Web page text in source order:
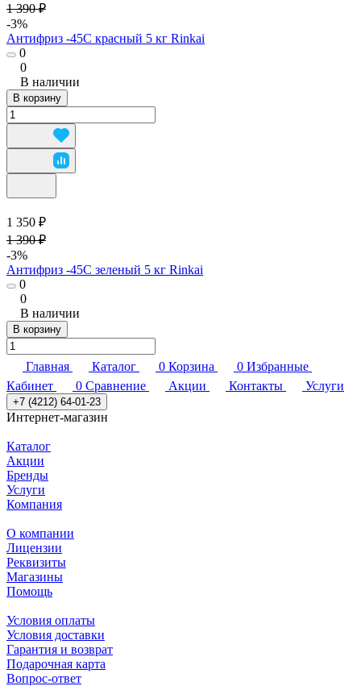
1 390 ₽
-3%
Антифриз -45C красный 5 кг Rinkai
0
0
В наличии
В корзину
1 350 ₽
1 390 ₽
-3%
Антифриз -45C зеленый 5 кг Rinkai
0
0
В наличии
В корзину
Главная Каталог 0 Корзина 0 Избранные
Кабинет
0 Сравнение Акции Контакты Услуги
+7 (4212) 64-01-23
Интернет-магазин
Каталог
Акции
Бренды
Услуги
Компания
О компании
Лицензии
Реквизиты
Магазины
Помощь
Условия оплаты
Условия доставки
Гарантия и возврат
Подарочная карта
Вопрос-ответ